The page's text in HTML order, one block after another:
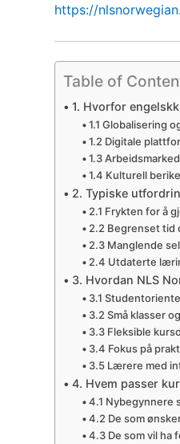
https://
Table of
1. Hvorfor
1.1 Globalisering
1.2 Digitale
1.3
1.4 Kulturell
2. Typiske
2.1 Frykten for å
2.2 Begrenset tid
2.3 Manglende
2.4 Utdaterte
3. Hvordan NLS
3.1
3.2 Små klasser
3.3 Fleksible
3.4 Fokus på
3.5 Lærere med
4. Hvem passer
4.1 Nybegynnere
4.2 De som
4.3 De som vil ha